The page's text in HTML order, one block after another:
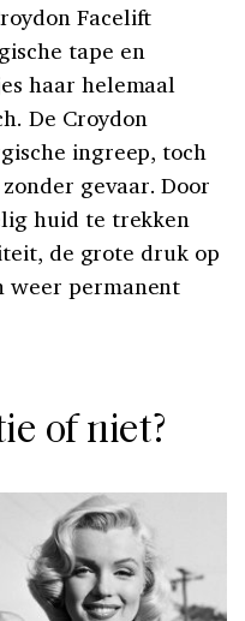
Facelift
tape en
haar helemaal
De Croydon
ingreep, toch
gevaar. Door
huid te trekken
de grote druk op
weer permanent
of niet?